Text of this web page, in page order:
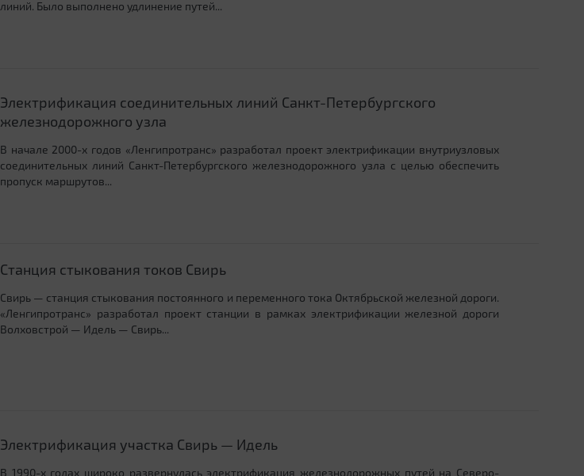
линий. Было выполнено удлинение путей...
Электрификация соединительных линий Санкт-Петербургского
железнодорожного узла
В начале 2000-х годов «Ленгипротранс» разработал проект электрификации внутриузловых
соединительных линий Санкт-Петербургского железнодорожного узла с целью обеспечить
пропуск маршрутов...
Станция стыкования токов Свирь
Свирь — станция стыкования постоянного и переменного тока Октябрьской железной дороги.
«Ленгипротранс» разработал проект станции в рамках электрификации железной дороги
Волховстрой — Идель — Свирь...
Электрификация участка Свирь — Идель
В 1990-х годах широко развернулась электрификация железнодорожных путей на Северо-